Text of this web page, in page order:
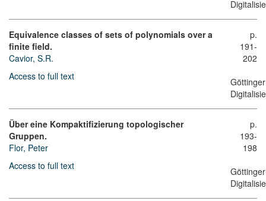
Equivalence classes of sets of polynomials over a
finite field.
Cavior, S.R.
Access to full text
p.
191-
202
Göttinger
Über eine Kompaktifizierung topologischer
Gruppen.
Flor, Peter
Access to full text
p.
193-
198
Göttinger